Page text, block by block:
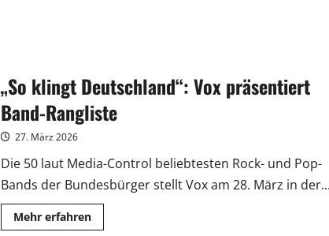
„So klingt Deutschland“: Vox präsentiert
Band-Rangliste
27. März 2026
Die 50 laut Media-Control beliebtesten Rock- und Pop-
Bands der Bundesbürger stellt Vox am 28. März in
Mehr erfahrenMehr
Informationen